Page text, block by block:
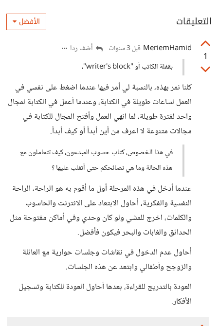
التعليقات الأفضل
1
MeriemHamid قبل 3 سنوات
أضف ردا
بقفلة الكاتب أو "writer's block"،
كلنا نمر بهذه، بالنسبة لي أمر فيها عندما اضغط على نفسي في
العمل لساعات طويلة في الكتابة، وعندما أعمل في الكتابة لمجال
واحد لفترة طويلة، لما انهي العمل وأفتح المجال للكتابة في
مجالات متنوعة لا اعرف من أين أبدأ أو كيف أبدأ.
في هذا الخصوص، كتاب حسوب المبدعون، كيف تتعاملون مع
هذه الحالة وما هي نصائحكم حتى أتغلب عليها ؟
عندما أدخل في هذه المرحلة أول ما أقوم به هو الراحة، الراحة
النفسية والفكرية، أحاول الابتعاد على الانترنت والحاسوب
والكلمات، اخرج للمشي ولو كان وحدي وفي أماكن مفتوحة مثل
الحدائق والغابات والبحر فيكون فأفضل.
أحاول عدم الدخول في نقاشات وجلسات حوارية مع العائلة
والزوجح وأطفالي وابتعد عن هذه الجلسات.
العودة بالتدريج للقراءة، بعدها أحاول العودة للكتابة وتسجيل
الأفكار.